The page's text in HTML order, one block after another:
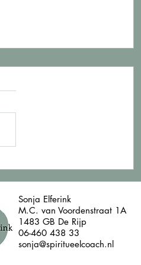
Sonja Elferink
M.C. van Voordenstraat 1A
1483 GB De Rijp
06-460 438 33
sonja@spiritueelcoach.nl